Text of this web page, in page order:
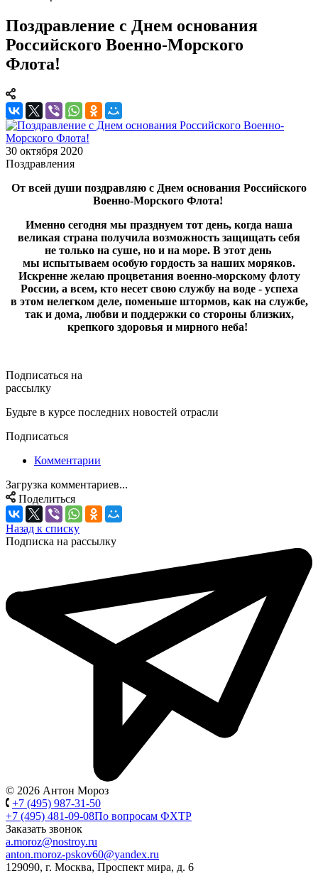
Поздравление с Днем основания
Российского Военно-Морского
Флота!
30 октября 2020
Поздравления
От всей души поздравляю с Днем основания Российского
Военно-Морского Флота!
Именно сегодня мы празднуем тот день, когда наша
великая страна получила возможность защищать себя
не только на суше, но и на море. В этот день
мы испытываем особую гордость за наших моряков.
Искренне желаю процветания военно-морскому флоту
России, а всем, кто несет свою службу на воде - успеха
в этом нелегком деле, поменьше штормов, как на службе,
так и дома, любви и поддержки со стороны близких,
крепкого здоровья и мирного неба!
Подписаться на
рассылку
Будьте в курсе последних новостей отрасли
Подписаться
Комментарии
Загрузка комментариев...
Поделиться
Назад к списку
Подписка на рассылку
© 2026 Антон Мороз
+7 (495) 987-31-50
+7 (495) 481-09-08По вопросам ФХТР
Заказать звонок
a.moroz@nostroy.ru
anton.moroz-pskov60@yandex.ru
129090, г. Москва, Проспект мира, д. 6